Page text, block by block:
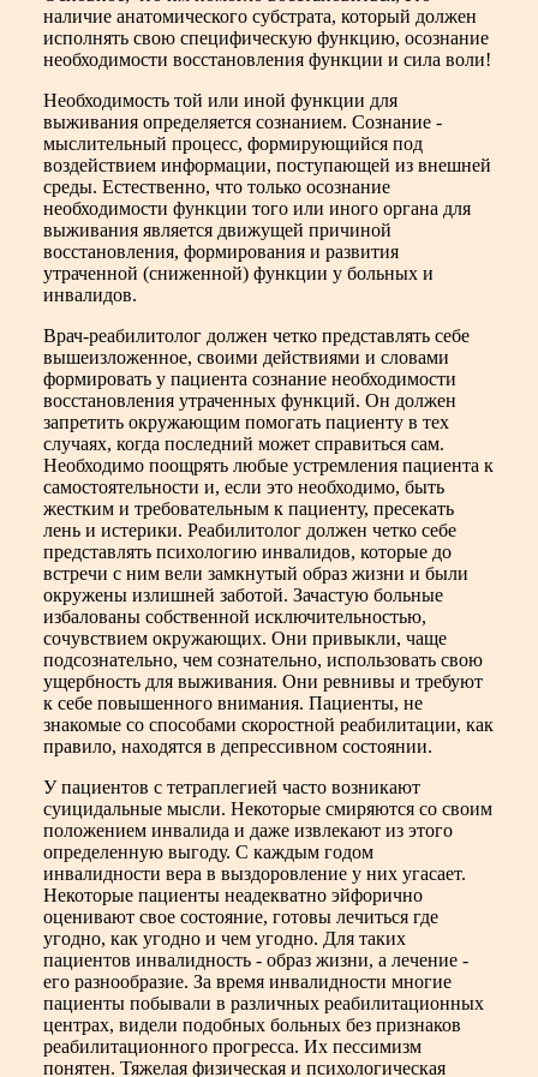
наличие анатомического субстрата, который должен
исполнять свою специфическую функцию, осознание
необходимости восстановления функции и сила воли!
Необходимость той или иной функции для
выживания определяется сознанием. Сознание -
мыслительный процесс, формирующийся под
воздействием информации, поступающей из внешней
среды. Естественно, что только осознание
необходимости функции того или иного органа для
выживания является движущей причиной
восстановления, формирования и развития
утраченной (сниженной) функции у больных и
инвалидов.
Врач-реабилитолог должен четко представлять себе
вышеизложенное, своими действиями и словами
формировать у пациента сознание необходимости
восстановления утраченных функций. Он должен
запретить окружающим помогать пациенту в тех
случаях, когда последний может справиться сам.
Необходимо поощрять любые устремления пациента к
самостоятельности и, если это необходимо, быть
жестким и требовательным к пациенту, пресекать
лень и истерики. Реабилитолог должен четко себе
представлять психологию инвалидов, которые до
встречи с ним вели замкнутый образ жизни и были
окружены излишней заботой. Зачастую больные
избалованы собственной исключительностью,
сочувствием окружающих. Они привыкли, чаще
подсознательно, чем сознательно, использовать свою
ущербность для выживания. Они ревнивы и требуют
к себе повышенного внимания. Пациенты, не
знакомые со способами скоростной реабилитации, как
правило, находятся в депрессивном состоянии.
У пациентов с тетраплегией часто возникают
суицидальные мысли. Некоторые смиряются со своим
положением инвалида и даже извлекают из этого
определенную выгоду. С каждым годом
инвалидности вера в выздоровление у них угасает.
Некоторые пациенты неадекватно эйфорично
оценивают свое состояние, готовы лечиться где
угодно, как угодно и чем угодно. Для таких
пациентов инвалидность - образ жизни, а лечение -
его разнообразие. За время инвалидности многие
пациенты побывали в различных реабилитационных
центрах, видели подобных больных без признаков
реабилитационного прогресса. Их пессимизм
понятен. Тяжелая физическая и психологическая